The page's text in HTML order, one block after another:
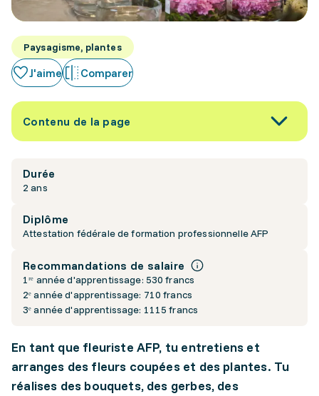
Paysagisme, plantes
J'aime Comparer
Contenu de la page
Durée
2 ans
Diplôme
Attestation fédérale de formation professionnelle AFP
Recommandations de salaire
1ʳᵉ année d'apprentissage: 530 francs
2ᵉ année d'apprentissage: 710 francs
3ᵉ année d'apprentissage: 1115 francs
En tant que fleuriste AFP, tu entretiens et
arranges des fleurs coupées et des plantes. Tu
réalises des bouquets, des gerbes, des